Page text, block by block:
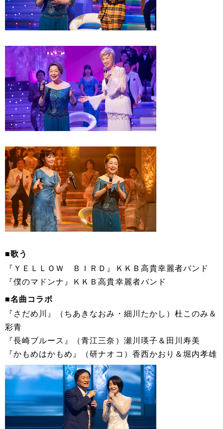
■歌う
『ＹＥＬＬＯＷ ＢＩＲＤ』ＫＫＢ高貴幸麗者バンド
『僕のマドンナ』ＫＫＢ高貴幸麗者バンド
■名曲コラボ
『さだめ川』（ちあきなおみ・細川たかし）杜このみ＆
彩青
『長崎ブルース』（青江三奈）瀬川瑛子＆田川寿美
『かもめはかもめ』（研ナオコ）香西かおり＆堀内孝雄